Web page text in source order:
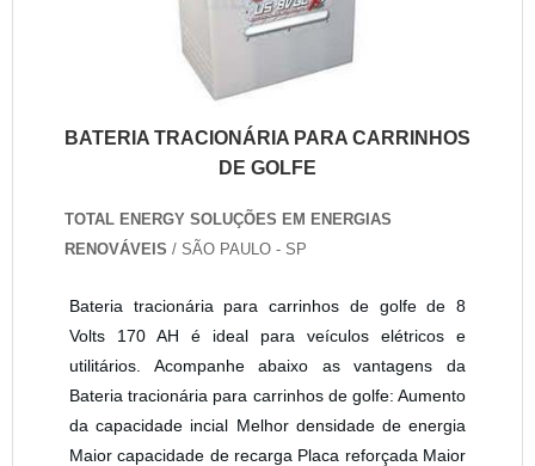
BATERIA TRACIONÁRIA PARA CARRINHOS
DE GOLFE
TOTAL ENERGY SOLUÇÕES EM ENERGIAS
RENOVÁVEIS / SÃO PAULO - SP
Bateria tracionária para carrinhos de golfe de 8
Volts 170 AH é ideal para veículos elétricos e
utilitários. Acompanhe abaixo as vantagens da
Bateria tracionária para carrinhos de golfe: Aumento
da capacidade incial Melhor densidade de energia
Maior capacidade de recarga Placa reforçada Maior